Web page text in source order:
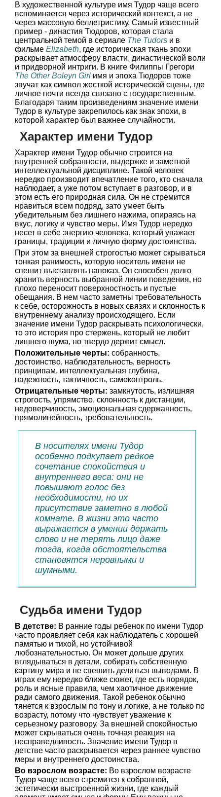
В художественной культуре имя Тудор чаще всего
вспоминается через исторический контекст, а не
через массовую беллетристику. Самый известный
пример - династия Тюдоров, которая стала
центральной темой в сериале The Tudors и в
фильме Elizabeth, где историческая ткань эпохи
раскрывает атмосферу власти, династической воли
и придворной интриги. В книге Филиппы Грегори
The Other Boleyn Girl имя и эпоха Тюдоров тоже
звучат как символ жесткой исторической сцены, где
личное почти всегда связано с государственным.
Благодаря таким произведениям значение имени
Тудор в культуре закрепилось как знак эпохи, в
которой характер был важнее случайности.
Характер имени Тудор
Характер имени Тудор обычно строится на
внутренней собранности, выдержке и заметной
интеллектуальной дисциплине. Такой человек
нередко производит впечатление того, кто сначала
наблюдает, а уже потом вступает в разговор, и в
этом есть его природная сила. Он не стремится
нравиться всем подряд, зато умеет быть
убедительным без лишнего нажима, опираясь на
вкус, логику и чувство меры. Имя Тудор нередко
несет в себе энергию человека, который уважает
границы, традиции и личную форму достоинства.
При этом за внешней строгостью может скрываться
тонкая ранимость, которую носитель имени не
спешит выставлять напоказ. Он способен долго
хранить верность выбранной линии поведения, но
плохо переносит поверхностность и пустые
обещания. В нем часто заметны требовательность
к себе, осторожность в новых связях и склонность к
внутреннему анализу происходящего. Если
значение имени Тудор раскрывать психологически,
то это история про стержень, который не любит
лишнего шума, но твердо держит смысл.
Положительные черты: собранность,
достоинство, наблюдательность, верность
принципам, интеллектуальная глубина,
надежность, тактичность, самоконтроль.
Отрицательные черты: замкнутость, излишняя
строгость, упрямство, склонность к дистанции,
недоверчивость, эмоциональная сдержанность,
прямолинейность, требовательность.
В носителях имени Тудор
особенно подкупает редкое
сочетание спокойствия и
внутреннего веса: они не
повышают голос без
необходимости, но их
присутствие заметно в любой
комнате. В жизни это часто
выражается в умении держать
слово и не терять лицо даже
тогда, когда обстоятельства
становятся неровными и
шумными.
Судьба имени Тудор
В детстве: В ранние годы ребенок по имени Тудор
часто проявляет себя как наблюдатель с хорошей
памятью и тихой, но устойчивой
любознательностью. Он может дольше других
вглядываться в детали, собирать собственную
картину мира и не спешить делиться выводами. В
играх ему нередко ближе сюжет, где есть порядок,
роль и ясные правила, чем хаотичное движение
ради самого движения. Такой ребенок обычно
тянется к взрослым по тону и логике, а не только по
возрасту, потому что чувствует уважение к
серьезному разговору. За внешней спокойностью
может скрываться очень точная реакция на
несправедливость. Значение имени Тудор в
детстве часто раскрывается через раннее чувство
меры и внутреннего достоинства.
Во взрослом возрасте: Во взрослом возрасте
Тудор чаще всего стремится к собранной,
эстетически выстроенной жизни, где каждый